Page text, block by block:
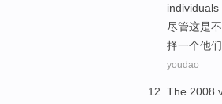
individuals
尽管这是
择一个他们
youdao
The 2008